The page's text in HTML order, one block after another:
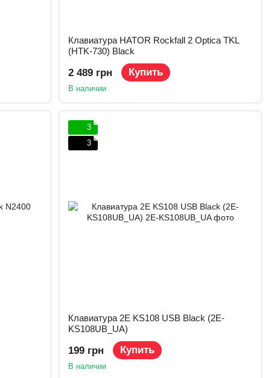
Клавиатура HATOR Rockfall 2 Optica TKL
(HTK-730) Black
2 489 грн Купить
В наличии
3
3
Клавиатура 2E KS108 USB Black (2E-
KS108UB_UA)
199 грн Купить
В наличии